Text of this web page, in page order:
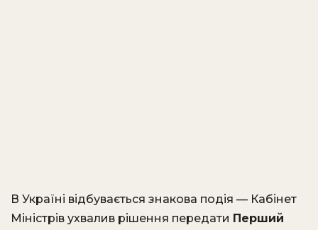
В Україні відбувається знакова подія — Кабінет
Міністрів ухвалив рішення передати Перший